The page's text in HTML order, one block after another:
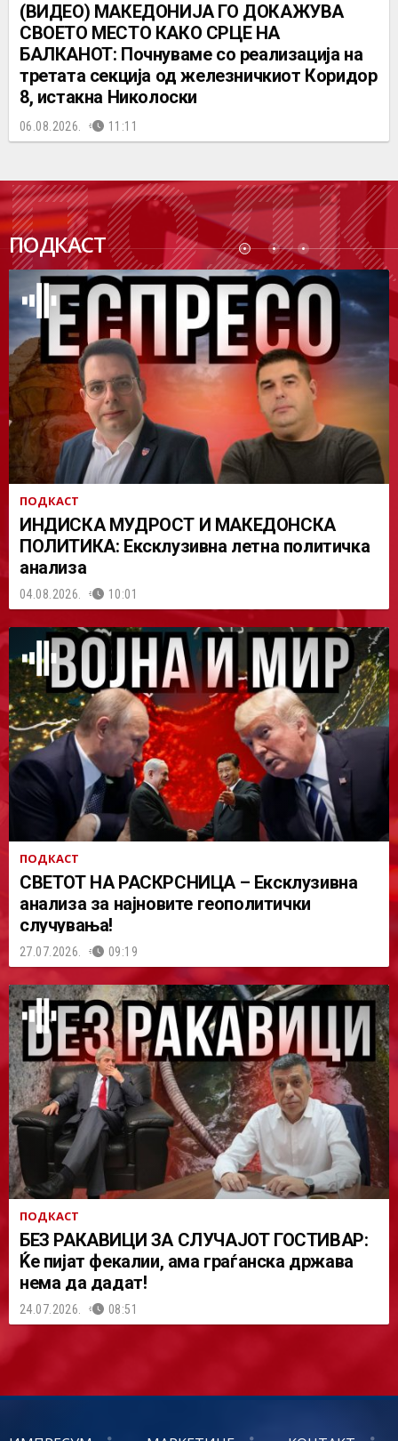
(ВИДЕО) МАКЕДОНИЈА ГО ДОКАЖУВА
СВОЕТО МЕСТО КАКО СРЦЕ НА
БАЛКАНОТ: Почнуваме со реализација на
третата секција од железничкиот Коридор
8, истакна Николоски
06.08.2026. 11:11
ПОДКАСТ
ПОДК
АСТ
ПОДКАСТ
ИНДИСКА МУДРОСТ И МАКЕДОНСКА
ПОЛИТИКА: Ексклузивна летна политичка
анализа
04.08.2026. 10:01
ПОДКАСТ
СВЕТОТ НА РАСКРСНИЦА – Ексклузивна
анализа за најновите геополитички
случувања!
27.07.2026. 09:19
ПОДКАСТ
БЕЗ РАКАВИЦИ ЗА СЛУЧАЈОТ ГОСТИВАР:
Ќе пијат фекалии, ама граѓанска држава
нема да дадат!
24.07.2026. 08:51